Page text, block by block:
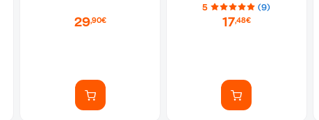
29,90€
5 (9)
17,48€